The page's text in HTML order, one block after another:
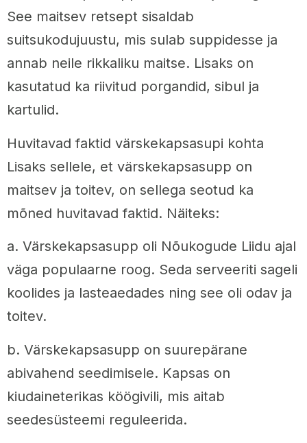
See maitsev retsept sisaldab
suitsukodujuustu, mis sulab suppidesse ja
annab neile rikkaliku maitse. Lisaks on
kasutatud ka riivitud porgandid, sibul ja
kartulid.
Huvitavad faktid värskekapsasupi kohta
Lisaks sellele, et värskekapsasupp on
maitsev ja toitev, on sellega seotud ka
mõned huvitavad faktid. Näiteks:
a. Värskekapsasupp oli Nõukogude Liidu ajal
väga populaarne roog. Seda serveeriti sageli
koolides ja lasteaedades ning see oli odav ja
toitev.
b. Värskekapsasupp on suurepärane
abivahend seedimisele. Kapsas on
kiudaineterikas köögivili, mis aitab
seedesüsteemi reguleerida.